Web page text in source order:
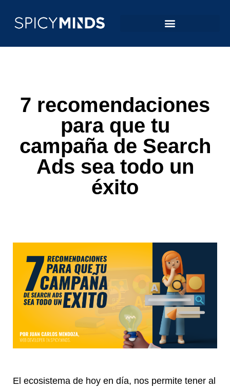
7 recomendaciones
para que tu
campaña de Search
Ads sea todo un
éxito
El ecosistema de hoy en día, nos permite tener al